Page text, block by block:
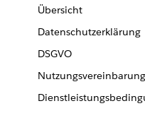
Übersicht
Datenschutzerklärung
DSGVO
Nutzungsvereinbarung